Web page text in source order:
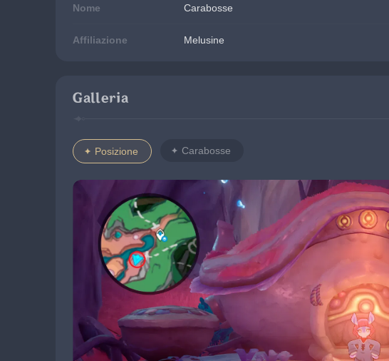
Nome Carabosse
Affiliazione Melusine
Galleria
Posizione Carabosse